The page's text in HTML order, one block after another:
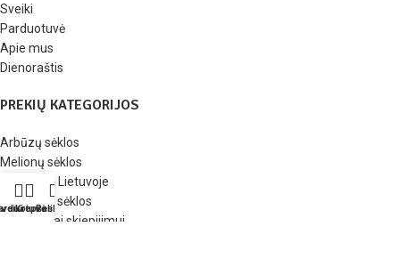
Sveiki
Parduotuvė
Apie mus
Dienoraštis
PREKIŲ KATEGORIJOS
Arbūzų sėklos
Melionų sėklos
Išbandyta Lietuvoje
Poskiepių sėklos
Spaustukai skiepijimui
Krepšelis
Paskyra